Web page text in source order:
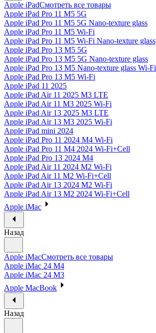
Apple iPadСмотреть все товары
Apple iPad Pro 11 M5 5G
Apple iPad Pro 11 M5 5G Nano-texture glass
Apple iPad Pro 11 M5 Wi-Fi
Apple iPad Pro 11 M5 Wi-Fi Nano-texture glass
Apple iPad Pro 13 M5 5G
Apple iPad Pro 13 M5 5G Nano-texture glass
Apple iPad Pro 13 M5 Nano-texture glass Wi-Fi
Apple iPad Pro 13 M5 Wi-Fi
Apple iPad 11 2025
Apple iPad Air 11 2025 M3 LTE
Apple iPad Air 11 M3 2025 Wi-Fi
Apple iPad Air 13 2025 M3 LTE
Apple iPad Air 13 M3 2025 Wi-Fi
Apple iPad mini 2024
Apple iPad Pro 11 2024 M4 Wi-Fi
Apple iPad Pro 11 M4 2024 Wi-Fi+Cell
Apple iPad Pro 13 2024 M4
Apple iPad Air 11 2024 M2 Wi-Fi
Apple iPad Air 11 M2 Wi-Fi+Cell
Apple iPad Air 13 2024 M2 Wi-Fi
Apple iPad Air 13 M2 2024 Wi-Fi+Cell
Apple iMac
Назад
Apple iMacСмотреть все товары
Apple iMac 24 M4
Apple iMac 24 M3
Apple MacBook
Назад